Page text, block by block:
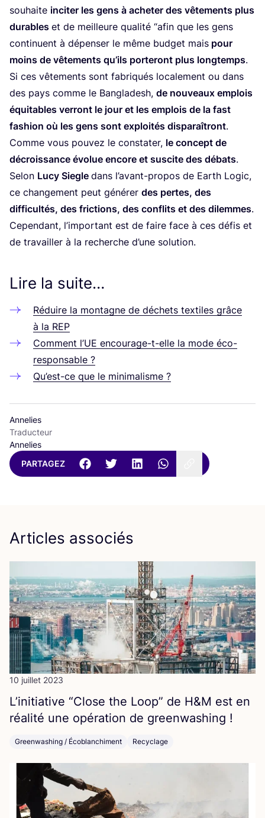
sou­haite inci­ter les gens à ache­ter des vête­ments plus
durables et de meilleure qua­li­té “afin que les gens
conti­nuent à dépen­ser le même bud­get mais pour
moins de vête­ments qu’ils por­te­ront plus long­temps.
Si ces vête­ments sont fabri­qués loca­le­ment ou dans
des pays comme le Ban­gla­desh, de nou­veaux emplois
équi­tables ver­ront le jour et les emplois de la fast
fashion où les gens sont exploi­tés dis­pa­raî­tront.
Comme vous pou­vez le consta­ter, le concept de
décrois­sance évo­lue encore et sus­cite des débats.
Selon Lucy Siegle dans l’a­vant-pro­pos de Earth Logic,
ce chan­ge­ment peut géné­rer des pertes, des
dif­fi­cul­tés, des fric­tions, des conflits et des dilemmes.
Cepen­dant, l’im­por­tant est de faire face à ces défis et
de tra­vailler à la recherche d’une solution.
Lire la suite…
Réduire la mon­tagne de déchets tex­tiles grâce
à la REP
Com­ment l’UE encou­rage-t-elle la mode éco-
responsable ?
Qu’est-ce que le minimalisme ?
Annelies
Traducteur
Annelies
PARTAGEZ
Articles associés
10 juillet 2023
L’i­ni­tia­tive “Close the Loop” de H&M est en
réa­li­té une opé­ra­tion de greenwashing !
Greenwashing / Écoblanchiment Recyclage